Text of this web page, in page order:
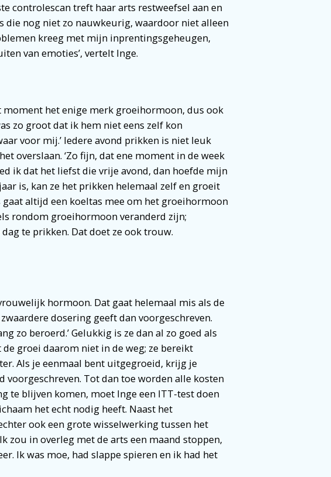
controlescan treft haar arts restweefsel aan en
die nog niet zo nauwkeurig, waardoor niet alleen
kreeg met mijn inprentingsgeheugen,
van emoties’, vertelt Inge.
moment het enige merk groeihormoon, dus ook
zo groot dat ik hem niet eens zelf kon
voor mij.’ Iedere avond prikken is niet leuk
overslaan. ‘Zo fijn, dat ene moment in de week
ik dat het liefst die vrije avond, dan hoefde mijn
is, kan ze het prikken helemaal zelf en groeit
gaat altijd een koeltas mee om het groeihormoon
rondom groeihormoon veranderd zijn;
te prikken. Dat doet ze ook trouw.
hormoon. Dat gaat helemaal mis als de
dosering geeft dan voorgeschreven.
zo beroerd.’ Gelukkig is ze dan al zo goed als
groei daarom niet in de weg; ze bereikt
Als je eenmaal bent uitgegroeid, krijg je
Tot dan toe worden alle kosten
te blijven komen, moet Inge een ITT-test doen
het echt nodig heeft. Naast het
ook een grote wisselwerking tussen het
zou in overleg met de arts een maand stoppen,
Ik was moe, had slappe spieren en ik had het